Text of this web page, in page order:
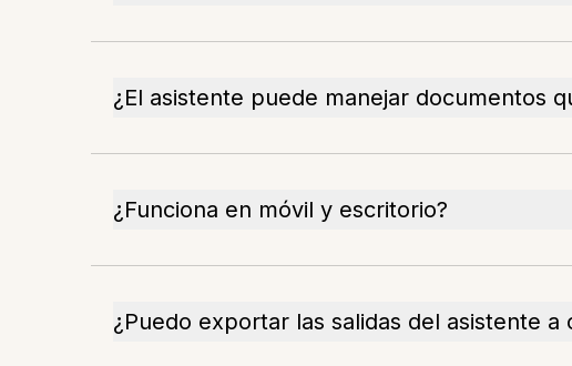
¿El asistente puede manejar documentos
¿Funciona en móvil y escritorio?
¿Puedo exportar las salidas del asistente a